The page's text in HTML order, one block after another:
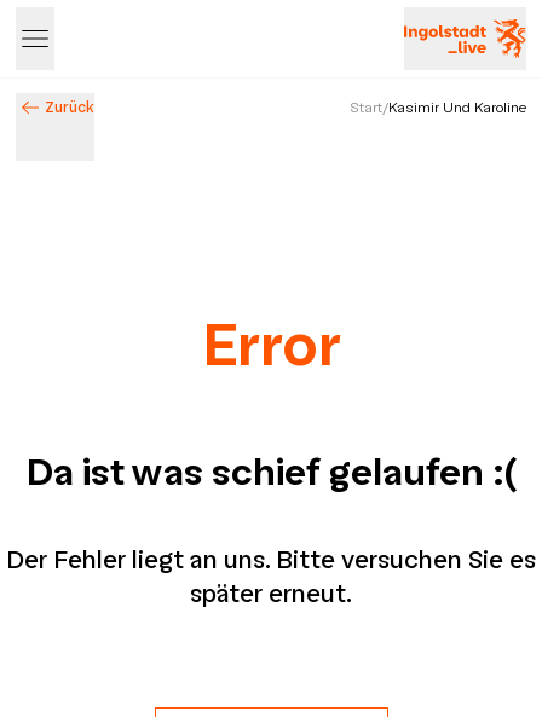
Zurück Start/Kasimir Und Karoline
Error
Da ist was schief gelaufen :(
Der Fehler liegt an uns. Bitte versuchen Sie es
später erneut.